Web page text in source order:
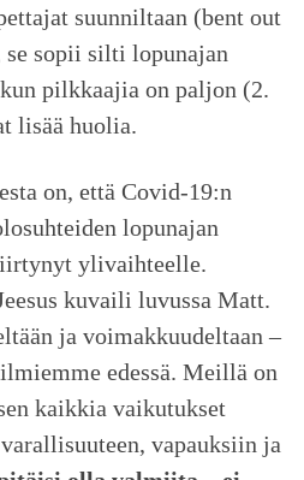
suunniltaan (bent out
se sopii silti lopunajan
pilkkaajia on paljon (2.
lisää huolia.
on, että Covid-19:n
lopunajan
ylivaihteelle.
kuvaili luvussa Matt.
ja voimakkuudeltaan –
edessä. Meillä on
kaikkia vaikutukset
vapauksiin ja